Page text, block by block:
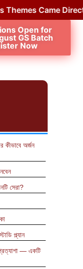
Came Directly
Open for
GS Batch
Now
কীভাবে অর্জন
সেরা?
প্ল্যান
— একটি